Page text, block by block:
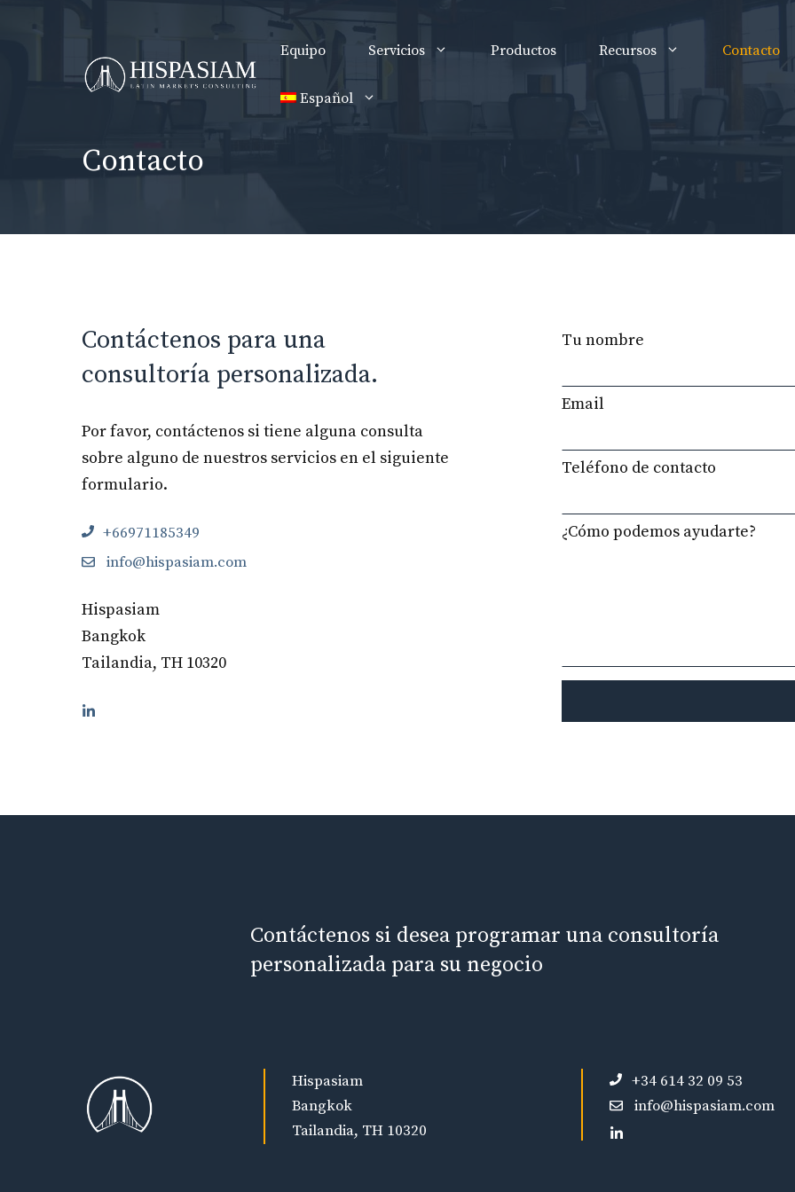
Equipo Servicios Productos Recursos Contacto
Español
Contacto
Contáctenos para una
consultoría personalizada.
Por favor, contáctenos si tiene alguna consulta
sobre alguno de nuestros servicios en el siguiente
formulario.
+66971185349
info@hispasiam.com
Hispasiam
Bangkok
Tailandia, TH 10320
Leave
field
Tu nombre
Email
Teléfono de contacto
¿Cómo podemos ayudarte?
Contáctenos si desea programar una consultoría
personalizada para su negocio
Hispasiam
Bangkok
Tailandia, TH 10320
+34 614 32 09 53
info@hispasiam.com